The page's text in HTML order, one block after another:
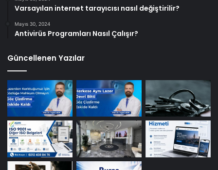
Varsayılan internet tarayıcısı nasıl değiştirilir?
Mayıs 30, 2024
Antivirüs Programları Nasıl Çalışır?
Güncellenen Yazılar